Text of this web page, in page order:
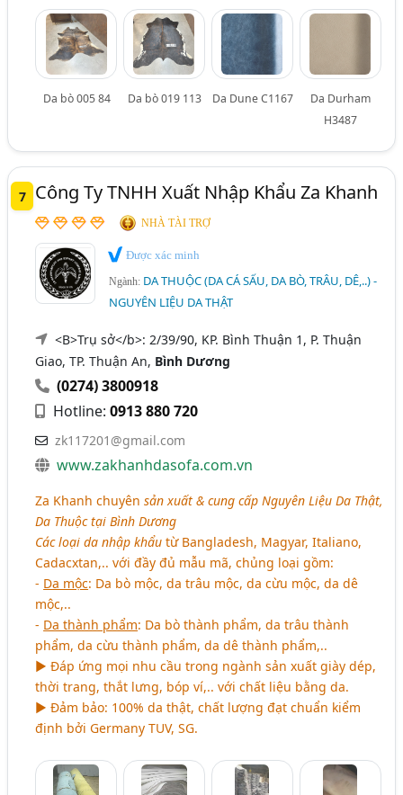
Da bò 005 84 Da bò 019 113 Da Dune C1167
Da Durham
H3487
7 Công Ty TNHH Xuất Nhập Khẩu Za Khanh
NHÀ TÀI TRỢ
Được xác minh
Ngành: DA THUỘC (DA CÁ SẤU, DA BÒ, TRÂU, DÊ,..) -
NGUYÊN LIỆU DA THẬT
<B>Trụ sở</b>: 2/39/90, KP. Bình Thuận 1, P. Thuận
Giao, TP. Thuận An, Bình Dương
(0274) 3800918
Hotline:0913 880 720
zk117201@gmail.com
www.zakhanhdasofa.com.vn
Za Khanh chuyênsản xuất & cung cấp Nguyên Liệu Da Thật,
Da Thuộc tại Bình Dương
Các loại da nhập khẩu từ Bangladesh, Magyar, Italiano,
Cadacxtan,.. với đầy đủ mẫu mã, chủng loại gồm:
- Da mộc: Da bò mộc, da trâu mộc, da cừu mộc, da dê
mộc,..
- Da thành phẩm: Da bò thành phẩm, da trâu thành
phẩm, da cừu thành phẩm, da dê thành phẩm,..
► Đáp ứng mọi nhu cầu trong ngành sản xuất giày dép,
thời trang, thắt lưng, bóp ví,.. với chất liệu bằng da.
► Đảm bảo: 100% da thật, chất lượng đạt chuẩn kiểm
định bởi Germany TUV, SG.